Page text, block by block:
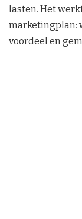
lasten. Het
marketingplan:
voordeel en